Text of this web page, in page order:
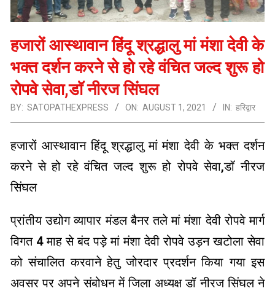
हजारों आस्थावान हिंदू श्रद्धालु मां मंशा देवी के
भक्त दर्शन करने से हो रहे वंचित जल्द शुरू हो
रोपवे सेवा,डॉ नीरज सिंघल
BY: SATOPATHEXPRESS ON: AUGUST 1, 2021 IN: हरिद्वार
हजारों आस्थावान हिंदू श्रद्धालु मां मंशा देवी के भक्त दर्शन
करने से हो रहे वंचित जल्द शुरू हो रोपवे सेवा,डॉ नीरज
सिंघल
प्रांतीय उद्योग व्यापार मंडल बैनर तले मां मंशा देवी रोपवे मार्ग
विगत 4 माह से बंद पड़े मां मंशा देवी रोपवे उड़न खटोला सेवा
को संचालित करवाने हेतु जोरदार प्रदर्शन किया गया इस
अवसर पर अपने संबोधन में जिला अध्यक्ष डॉ नीरज सिंघल ने